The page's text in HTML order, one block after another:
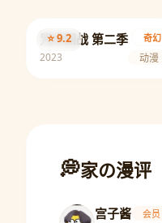
⭐ 9.2 奇幻
咒术回战 第二季
2023 动漫
家の漫评
宫子酱 会员